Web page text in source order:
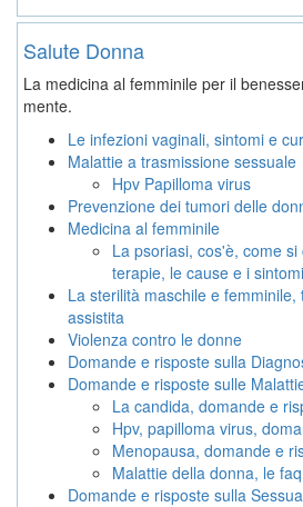
Salute Donna
La medicina al femminile per il
mente.
Le infezioni vaginali, sintomi e
Malattie a trasmissione sessuale
Hpv Papilloma virus
Prevenzione dei tumori delle
Medicina al femminile
La psoriasi, cos'è, come
terapie, le cause e i sintomi
La sterilità maschile e
assistita
Violenza contro le donne
Domande e risposte sulla
Domande e risposte sulle
La candida, domande e
Hpv, papilloma virus,
Menopausa, domande e
Malattie della donna, le
Domande e risposte sulla